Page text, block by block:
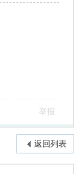
举报
返回列表